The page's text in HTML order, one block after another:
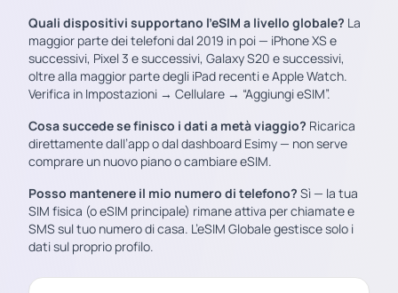
Quali dispositivi supportano l’eSIM a livello globale? La
maggior parte dei telefoni dal 2019 in poi — iPhone XS e
successivi, Pixel 3 e successivi, Galaxy S20 e successivi,
oltre alla maggior parte degli iPad recenti e Apple Watch.
Verifica in Impostazioni → Cellulare → “Aggiungi eSIM”.
Cosa succede se finisco i dati a metà viaggio? Ricarica
direttamente dall’app o dal dashboard Esimy — non serve
comprare un nuovo piano o cambiare eSIM.
Posso mantenere il mio numero di telefono? Sì — la tua
SIM fisica (o eSIM principale) rimane attiva per chiamate e
SMS sul tuo numero di casa. L’eSIM Globale gestisce solo i
dati sul proprio profilo.